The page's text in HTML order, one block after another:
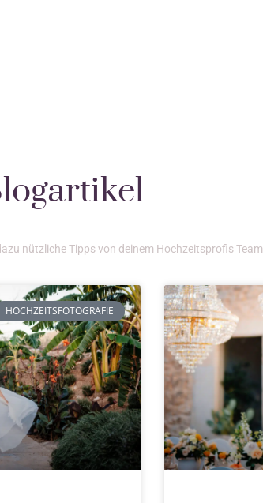
nützliche Tipps von deinem Hochzeitsprofis Team
HOCHZEITSFOTOGRAFIE